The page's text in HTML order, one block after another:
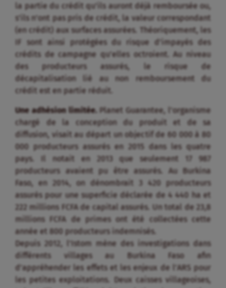
la partie du crédit qu’ils auront déjà remboursée ou,
s’ils n’ont pas pris de crédit, la valeur correspondant
(en crédit) aux surfaces assurées. Théoriquement, les
IF sont ainsi protégées du risque d’impayés des
crédits de campagne qu’elles octroient. Au niveau
des producteurs assurés, le risque de
décapitalisation lié au non remboursement du
crédit est en partie réduit.
Une adhésion limitée. Planet Guarantee, l’organisme
chargé de la conception du produit et de sa
diffusion, visait au départ un objectif de 60 000 à 80
000 producteurs assurés en 2015 dans les quatre
pays. Il notait en 2013 que seulement 17 987
producteurs avaient pu être assurés. Au Burkina
Faso, en 2014, on dénombrait 3 420 producteurs
assurés pour une superficie déclarée de 4 440 ha et
222 millions FCFA de capital assurés. Un total de 23,8
millions FCFA de primes ont été collectées cette
année et 800 producteurs indemnisés.
Depuis 2012, l’Istom mène des investigations dans
différents villages au Burkina Faso afin
d’appréhender les effets et les enjeux de l’ARS pour
les petites exploitations. Deux caisses villageoises,